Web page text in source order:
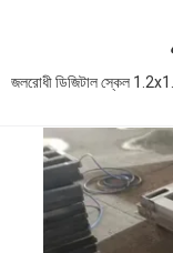
জলরোধী ডিজিটাল স্কেল